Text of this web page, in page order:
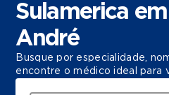
Sulamerica
André
Busque por especialidade,
encontre o médico ideal para